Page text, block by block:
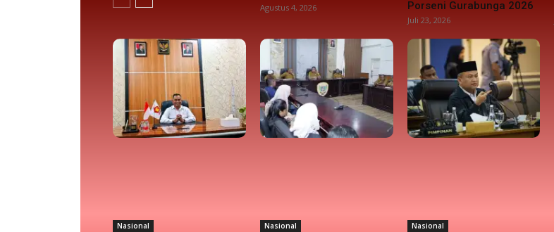
Agustus 4, 2026
Porseni Gurabunga 2026
Juli 23, 2026
Nasional Nasional Nasional